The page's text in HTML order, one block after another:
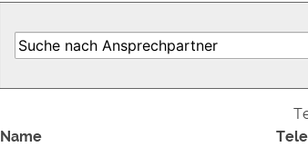
Name